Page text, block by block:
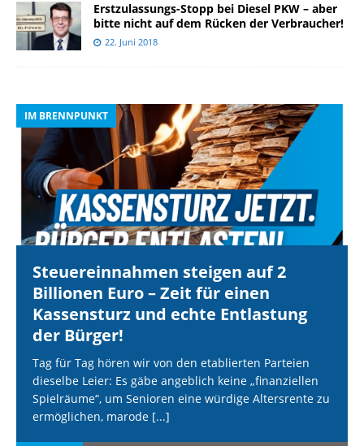
Erstzulassungs-Stopp bei Diesel PKW – aber
bitte nicht auf dem Rücken der Verbraucher!
22. Juni 2018
IM BRENNPUNKT
Steuereinnahmen steigen auf 2
Billionen Euro – Zeit für einen
Kassensturz und echte Entlastung
der Bürger!
Tag für Tag hören wir von den etablierten Parteien
dieselbe Leier: Es gäbe angeblich keine „finanziellen
Spielräume“, um Senioren eine würdige Altersrente zu
ermöglichen, marode [...]